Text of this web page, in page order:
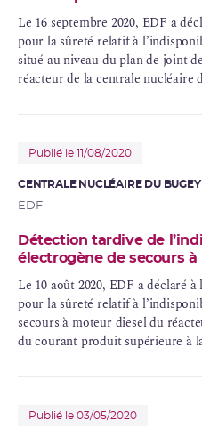
Le 16 septembre 2020, EDF a
pour la sûreté relatif à
situé au niveau du plan de joint
réacteurde la centrale nucléaire
Publié le 11/08/2020
CENTRALE NUCLÉAIRE DU BUGEY
EDF
Détection tardive de
électrogène de secours à
Le 10 août 2020, EDF a déclaré
pour la sûreté relatif à
secours à moteur diesel du
du courant produit supérieure à
Publié le 03/05/2020